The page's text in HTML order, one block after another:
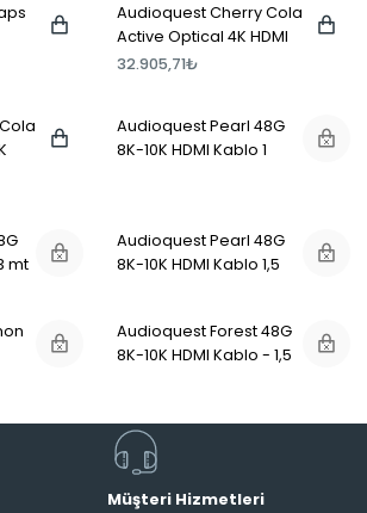
Audioquest Cherry Cola
Active Optical 4K HDMI
Kablo 5 MT
32.905,71₺
Audioquest Pearl 48G
8K-10K HDMI Kablo 1
mt
Audioquest Pearl 48G
8K-10K HDMI Kablo 1,5
Audioquest Forest 48G
8K-10K HDMI Kablo - 1,5
Müşteri Hizmetleri